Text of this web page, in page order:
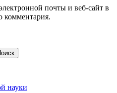
почты и веб-сайт в
комментария.
науки